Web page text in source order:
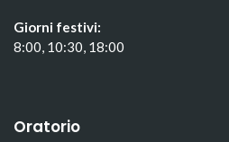
Giorni festivi:
8:00, 10:30, 18:00
Oratorio